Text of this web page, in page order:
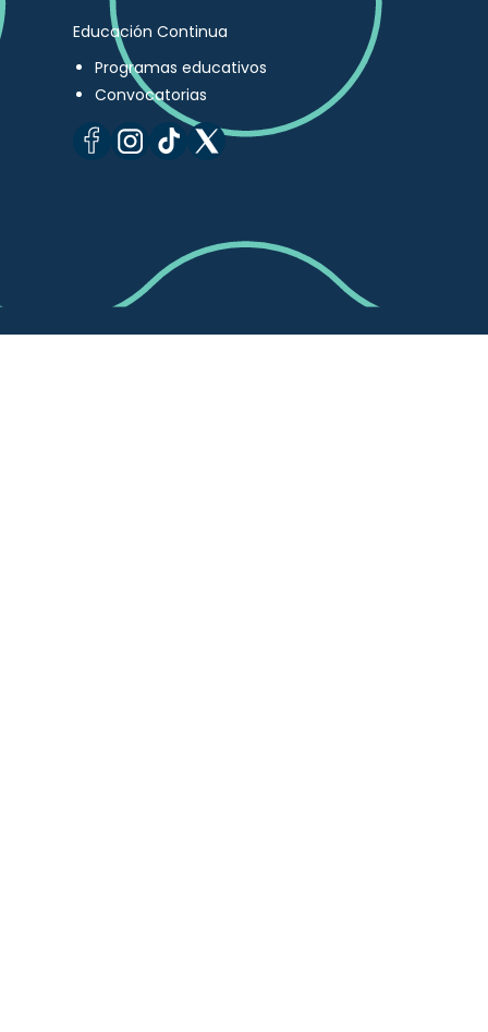
Educación Continua
Programas educativos
Convocatorias